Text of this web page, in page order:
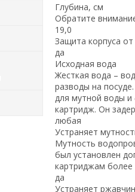
Глубина, см
Обратите
19,0
Защита корпуса от
да
Исходная вода
Жесткая вода –
разводы на
для мутной воды и
картридж. Он
любая
Устраняет
Мутность
был установлен
картриджам более
да
Устраняет